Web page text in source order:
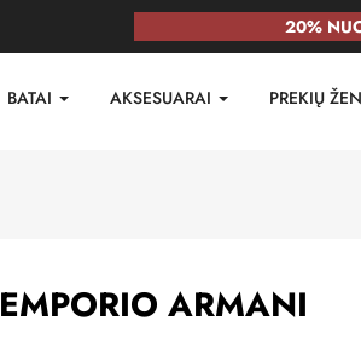
20%
BATAI AKSESUARAI PREKIŲ
EMPORIO ARMANI